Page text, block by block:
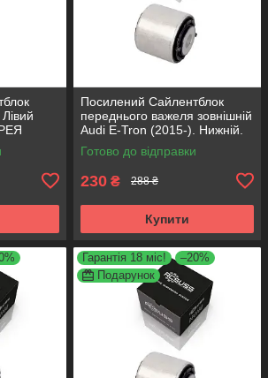
,
Посилений Сайлентблок
переднього важеля зовнішній
Audi E-Tron (2015-). Нижній.
КОРЕЯ Acsuss! FE175192 ,
VKDS331087
Готово до відправки
230 ₴ 288 ₴
Купити
Гарантія 18 міс!
–20%
Подарунок